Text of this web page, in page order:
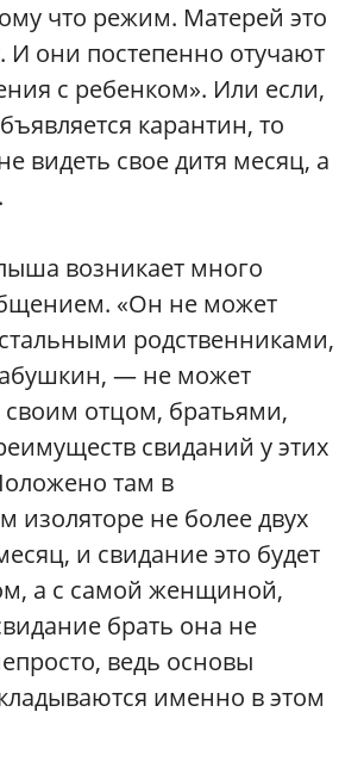
что режим. Матерей это
И они постепенно отучают
с ребенком». Или если,
карантин, то
видеть свое дитя месяц, а
возникает много
«Он не может
родственниками,
— не может
отцом, братьями,
свиданий у этих
там в
изоляторе не более двух
и свидание это будет
а с самой женщиной,
брать она не
ведь основы
именно в этом